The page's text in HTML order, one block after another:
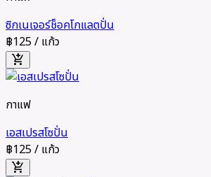
ซิกเนเจอร์ช็อคโกแลตปั่น
฿125/ แก้ว
add_shopping_cart
กาแฟ
เอสเปรสโซปั่น
฿125/ แก้ว
add_shopping_cart